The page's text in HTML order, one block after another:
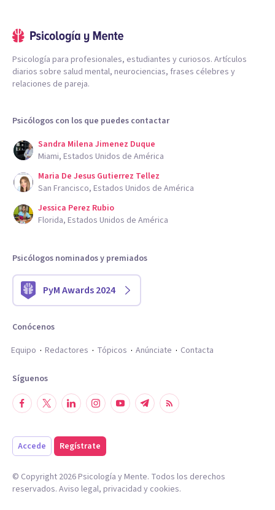
Psicología para profesionales, estudiantes y curiosos. Artículos
diarios sobre salud mental, neurociencias, frases célebres y
relaciones de pareja.
Psicólogos con los que puedes contactar
Sandra Milena Jimenez Duque
Miami, Estados Unidos de América
Maria De Jesus Gutierrez Tellez
San Francisco, Estados Unidos de América
Jessica Perez Rubio
Florida, Estados Unidos de América
Psicólogos nominados y premiados
PyM Awards 2024
Conócenos
Equipo
Redactores Tópicos Anúnciate Contacta
Síguenos
Accede Regístrate
© Copyright 2026Psicología y Mente. Todos los derechos
reservados. Aviso legal, privacidad y cookies.